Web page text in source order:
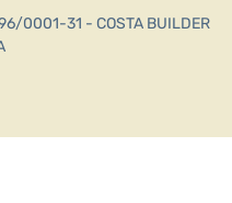
0001-31 - COSTA BUILDER